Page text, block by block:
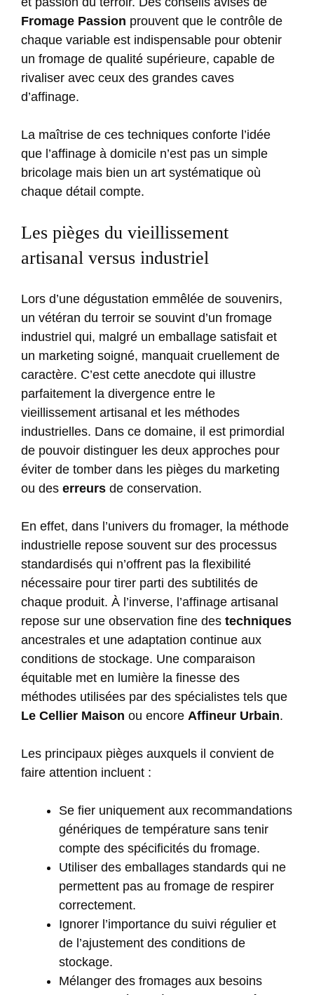
Fromage Passion prouvent que le contrôle de
chaque variable est indispensable pour obtenir
un fromage de qualité supérieure, capable de
rivaliser avec ceux des grandes caves
d’affinage.
La maîtrise de ces techniques conforte l’idée
que l’affinage à domicile n’est pas un simple
bricolage mais bien un art systématique où
chaque détail compte.
Les pièges du vieillissement
artisanal versus industriel
Lors d’une dégustation emmêlée de souvenirs,
un vétéran du terroir se souvint d’un fromage
industriel qui, malgré un emballage satisfait et
un marketing soigné, manquait cruellement de
caractère. C’est cette anecdote qui illustre
parfaitement la divergence entre le
vieillissement artisanal et les méthodes
industrielles. Dans ce domaine, il est primordial
de pouvoir distinguer les deux approches pour
éviter de tomber dans les pièges du marketing
ou des erreurs de conservation.
En effet, dans l’univers du fromager, la méthode
industrielle repose souvent sur des processus
standardisés qui n’offrent pas la flexibilité
nécessaire pour tirer parti des subtilités de
chaque produit. À l’inverse, l’affinage artisanal
repose sur une observation fine des techniques
ancestrales et une adaptation continue aux
conditions de stockage. Une comparaison
équitable met en lumière la finesse des
méthodes utilisées par des spécialistes tels que
Le Cellier Maison ou encore Affineur Urbain.
Les principaux pièges auxquels il convient de
faire attention incluent :
Se fier uniquement aux recommandations
génériques de température sans tenir
compte des spécificités du fromage.
Utiliser des emballages standards qui ne
permettent pas au fromage de respirer
correctement.
Ignorer l’importance du suivi régulier et
de l’ajustement des conditions de
stockage.
Mélanger des fromages aux besoins